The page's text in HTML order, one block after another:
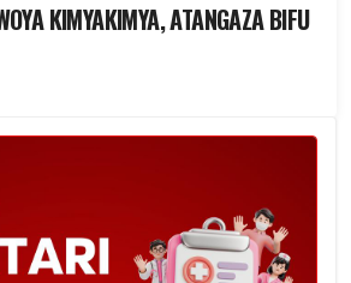
KIMYAKIMYA, ATANGAZA BIFU